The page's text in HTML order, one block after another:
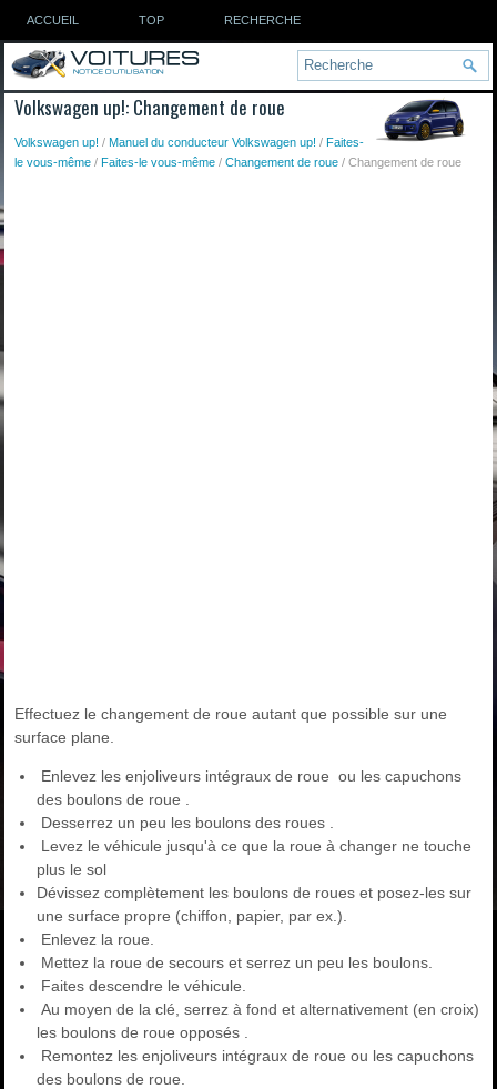
ACCUEIL TOP RECHERCHE
Volkswagen up!: Changement de roue
Volkswagen up! /Manuel du conducteur Volkswagen up! /Faites-
le vous-même /Faites-le vous-même /Changement de roue / Changement de roue
Effectuez le changement de roue autant que possible sur une
surface plane.
Enlevez les enjoliveurs intégraux de roue ou les capuchons
des boulons de roue .
Desserrez un peu les boulons des roues .
Levez le véhicule jusqu'à ce que la roue à changer ne touche
plus le sol
Dévissez complètement les boulons de roues et posez-les sur
une surface propre (chiffon, papier, par ex.).
Enlevez la roue.
Mettez la roue de secours et serrez un peu les boulons.
Faites descendre le véhicule.
Au moyen de la clé, serrez à fond et alternativement (en croix)
les boulons de roue opposés .
Remontez les enjoliveurs intégraux de roue ou les capuchons
des boulons de roue.